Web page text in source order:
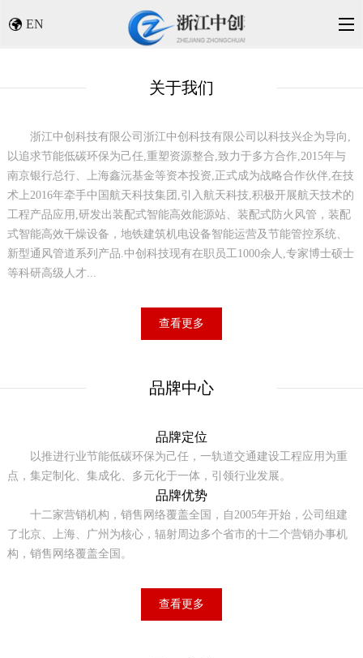
EN
关于我们
浙江中创科技有限公司 浙江中创科技有限公司以科技兴企为导向,
以追求节能低碳环保为己任,重塑资源整合,致力于多方合作,2015年与
南京银行总行、上海鑫沅基金等资本投资,正式成为战略合作伙伴,在技
术上2016年牵手中国航天科技集团,引入航天科技,积极开展航天技术的
工程产品应用,研发出装配式智能高效能源站、装配式防火风管，装配
式智能高效干燥设备，地铁建筑机电设备智能运营及节能管控系统、
新型通风管道系列产品.中创科技现有在职员工1000余人,专家博士硕士
等科研高级人才...
查看更多
品牌中心
品牌定位
以推进行业节能低碳环保为己任，一轨道交通建设工程应用为重
点，集定制化、集成化、多元化于一体，引领行业发展。
品牌优势
十二家营销机构，销售网络覆盖全国，自2005年开始，公司组建
了北京、上海、广州为核心，辐射周边多个省市的十二个营销办事机
构，销售网络覆盖全国。
查看更多